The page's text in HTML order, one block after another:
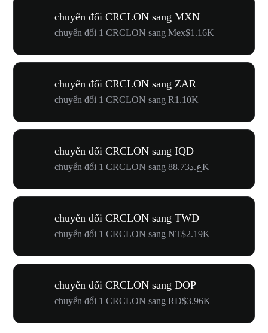
chuyển đổi CRCLON sang MXN
chuyển đổi 1 CRCLON sang Mex$1.16K
chuyển đổi CRCLON sang ZAR
chuyển đổi 1 CRCLON sang R1.10K
chuyển đổi CRCLON sang IQD
chuyển đổi 1 CRCLON sang ع.د88.73K
chuyển đổi CRCLON sang TWD
chuyển đổi 1 CRCLON sang NT$2.19K
chuyển đổi CRCLON sang DOP
chuyển đổi 1 CRCLON sang RD$3.96K